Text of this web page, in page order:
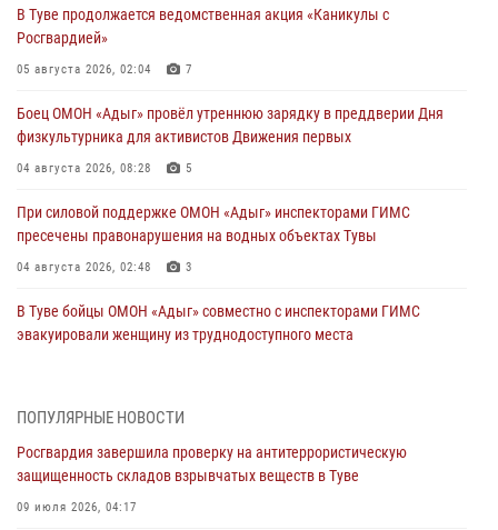
В Туве продолжается ведомственная акция «Каникулы с
Росгвардией»
05 августа 2026, 02:04 7
Боец ОМОН «Адыг» провёл утреннюю зарядку в преддверии Дня
физкультурника для активистов Движения первых
04 августа 2026, 08:28 5
При силовой поддержке ОМОН «Адыг» инспекторами ГИМС
пресечены правонарушения на водных объектах Тувы
04 августа 2026, 02:48 3
В Туве бойцы ОМОН «Адыг» совместно с инспекторами ГИМС
эвакуировали женщину из труднодоступного места
Росгвардия проверила организацию отдыха детей в детских
31 июля 2026, 03:49
Сотрудники вневедомственной охраны приняли участие в акции
ПОПУЛЯРНЫЕ НОВОСТИ
Росгвардия завершила проверку на антитеррористическую
защищенность складов взрывчатых веществ в Туве
09 июля 2026, 04:17